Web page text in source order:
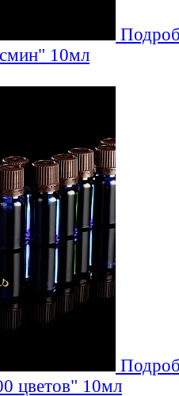
10мл
цветов" 10мл